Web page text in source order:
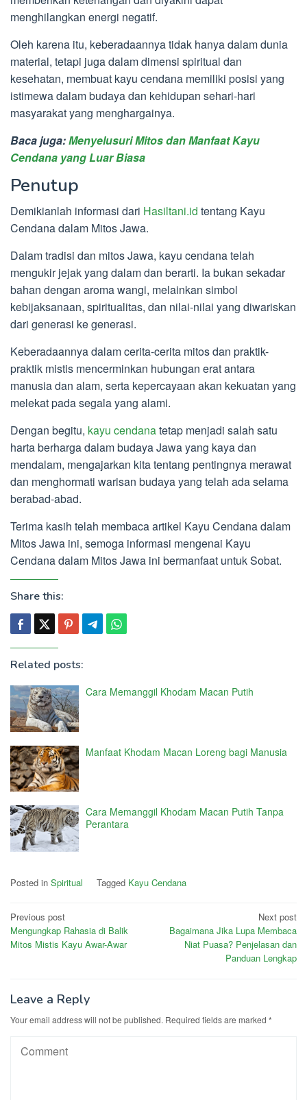
menghilangkan energi negatif.
Oleh karena itu, keberadaannya tidak hanya dalam dunia
material, tetapi juga dalam dimensi spiritual dan
kesehatan, membuat kayu cendana memiliki posisi yang
istimewa dalam budaya dan kehidupan sehari-hari
masyarakat yang menghargainya.
Baca juga:Menyelusuri Mitos dan Manfaat Kayu
Cendana yang Luar Biasa
Penutup
Demikianlah informasi dari Hasiltani.id tentang Kayu
Cendana dalam Mitos Jawa.
Dalam tradisi dan mitos Jawa, kayu cendana telah
mengukir jejak yang dalam dan berarti. Ia bukan sekadar
bahan dengan aroma wangi, melainkan simbol
kebijaksanaan, spiritualitas, dan nilai-nilai yang diwariskan
dari generasi ke generasi.
Keberadaannya dalam cerita-cerita mitos dan praktik-
praktik mistis mencerminkan hubungan erat antara
manusia dan alam, serta kepercayaan akan kekuatan yang
melekat pada segala yang alami.
Dengan begitu, kayu cendanatetap menjadi salah satu
harta berharga dalam budaya Jawa yang kaya dan
mendalam, mengajarkan kita tentang pentingnya merawat
dan menghormati warisan budaya yang telah ada selama
berabad-abad.
Terima kasih telah membaca artikel Kayu Cendana dalam
Mitos Jawa ini, semoga informasi mengenai Kayu
Cendana dalam Mitos Jawa ini bermanfaat untuk Sobat.
Share this:
Related posts:
Cara Memanggil Khodam Macan Putih
Manfaat Khodam Macan Loreng bagi Manusia
Cara Memanggil Khodam Macan Putih Tanpa
Perantara
Posted in Spiritual Tagged Kayu Cendana
Post
navigation
Previous post
Mengungkap Rahasia di Balik
Mitos Mistis Kayu Awar-Awar
Next post
Bagaimana Jika Lupa Membaca
Niat Puasa? Penjelasan dan
Panduan Lengkap
Leave a Reply
Your email address will not be published. Required fields are marked *